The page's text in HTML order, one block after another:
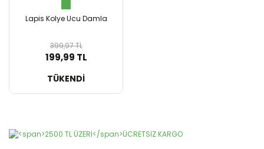
Lapis Kolye Ucu Damla
399,97 TL
199,99 TL
TÜKENDİ
SEPETE EKLE